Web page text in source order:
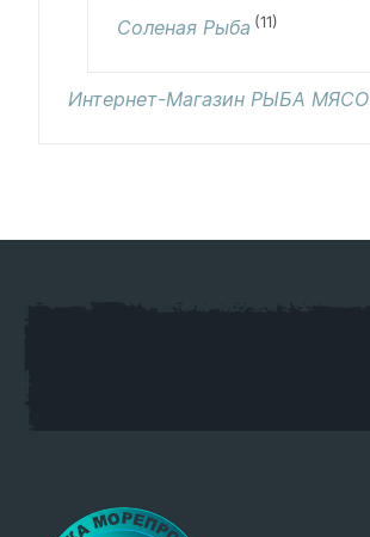
Соленая Рыба (11)
Интернет-Магазин РЫБА МЯСО